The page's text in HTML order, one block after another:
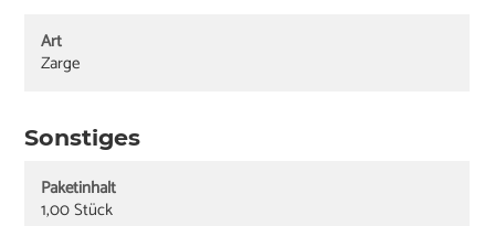
Art
Zarge
Sonstiges
Paketinhalt
1,00 Stück